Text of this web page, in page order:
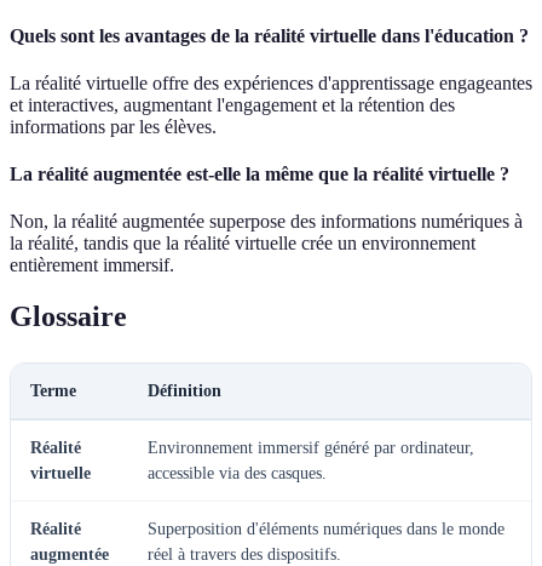
Quels sont les avantages de la réalité virtuelle dans l'éducation ?
La réalité virtuelle offre des expériences d'apprentissage engageantes
et interactives, augmentant l'engagement et la rétention des
informations par les élèves.
La réalité augmentée est-elle la même que la réalité virtuelle ?
Non, la réalité augmentée superpose des informations numériques à
la réalité, tandis que la réalité virtuelle crée un environnement
entièrement immersif.
Glossaire
Terme Définition
Réalité
virtuelle
Environnement immersif généré par ordinateur,
accessible via des casques.
Réalité
augmentée
Superposition d'éléments numériques dans le monde
réel à travers des dispositifs.